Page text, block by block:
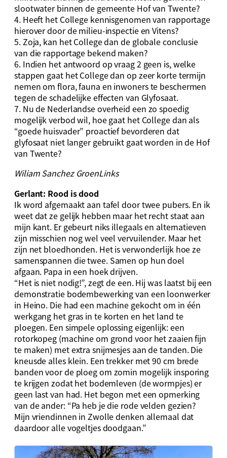
slootwater binnen de gemeente Hof van Twente?
4. Heeft het College kennisgenomen van rapportage
hierover door de milieu-inspectie en Vitens?
5. Zoja, kan het College dan de globale conclusie
van die rapportage bekend maken?
6. Indien het antwoord op vraag 2 geen is, welke
stappen gaat het College dan op zeer korte termijn
nemen om flora, fauna en inwoners te beschermen
tegen de schadelijke effecten van Glyfosaat.
7. Nu de Nederlandse overheid een zo spoedig
mogelijk verbod wil, hoe gaat het College dan als
“goede huisvader” proactief bevorderen dat
glyfosaat niet langer gebruikt gaat worden in de Hof
van Twente?
Wiliam Sanchez GroenLinks
Gerlant: Rood is dood
Ik word afgemaakt aan tafel door twee pubers. En ik
weet dat ze gelijk hebben maar het recht staat aan
mijn kant. Er gebeurt niks illegaals en alternatieven
zijn misschien nog wel veel vervuilender. Maar het
zijn net bloedhonden. Het is verwonderlijk hoe ze
samenspannen die twee. Samen op hun doel
afgaan. Papa in een hoek drijven.
“Het is niet nodig!”, zegt de een. Hij was laatst bij een
demonstratie bodembewerking van een loonwerker
in Heino. Die had een machine gekocht om in één
werkgang het gras in te korten en het land te
ploegen. Een simpele oplossing eigenlijk: een
rotorkopeg (machine om grond voor het zaaien fijn
te maken) met extra snijmesjes aan de tanden. Die
kneusde alles klein. Een trekker met 90 cm brede
banden voor de ploeg om zomin mogelijk insporing
te krijgen zodat het bodemleven (de wormpjes) er
geen last van had. Het begon met een opmerking
van de ander: “Pa heb je die rode velden gezien?
Mijn vriendinnen in Zwolle denken allemaal dat
daardoor alle vogeltjes doodgaan.”